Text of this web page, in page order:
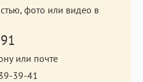
фото или видео в
или почте
39-41